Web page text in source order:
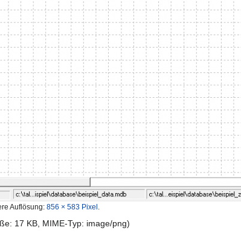
Auflösung: 856 × 583 Pixel
17 KB, MIME-Typ: image/png)